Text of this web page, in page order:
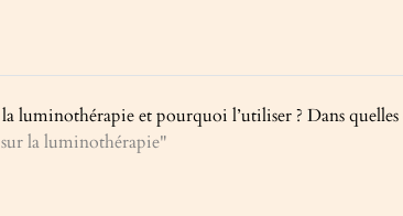
et pourquoi l’utiliser ? Dans
sur la luminothérapie"